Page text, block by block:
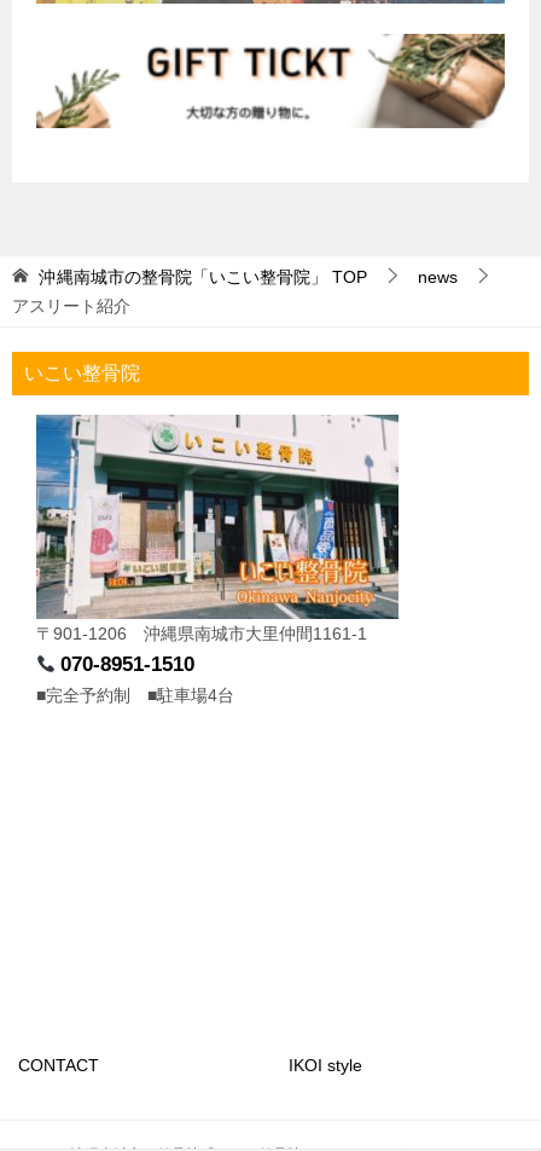
沖縄南城市の整骨院「いこい整骨院」 TOP
news
アスリート紹介
いこい整骨院
〒901-1206 沖縄県南城市大里仲間1161-1
070-8951-1510
■完全予約制 ■駐車場4台
CONTACT IKOI style